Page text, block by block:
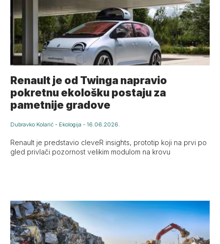
Renault je od Twinga napravio
pokretnu ekološku postaju za
pametnije gradove
Dubravko Kolarić - Ekologija -16.06.2026.
Renault je predstavio cleveR insights, prototip koji na prvi po
gled privlači pozornost velikim modulom na krovu